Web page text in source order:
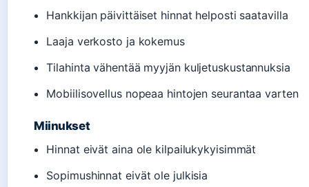
Hankkijan päivittäiset hinnat helposti saatavilla
Laaja verkosto ja kokemus
Tilahinta vähentää myyjän kuljetuskustannuksia
Mobiilisovellus nopeaa hintojen seurantaa varten
Miinukset
Hinnat eivät aina ole kilpailukykyisimmät
Sopimushinnat eivät ole julkisia